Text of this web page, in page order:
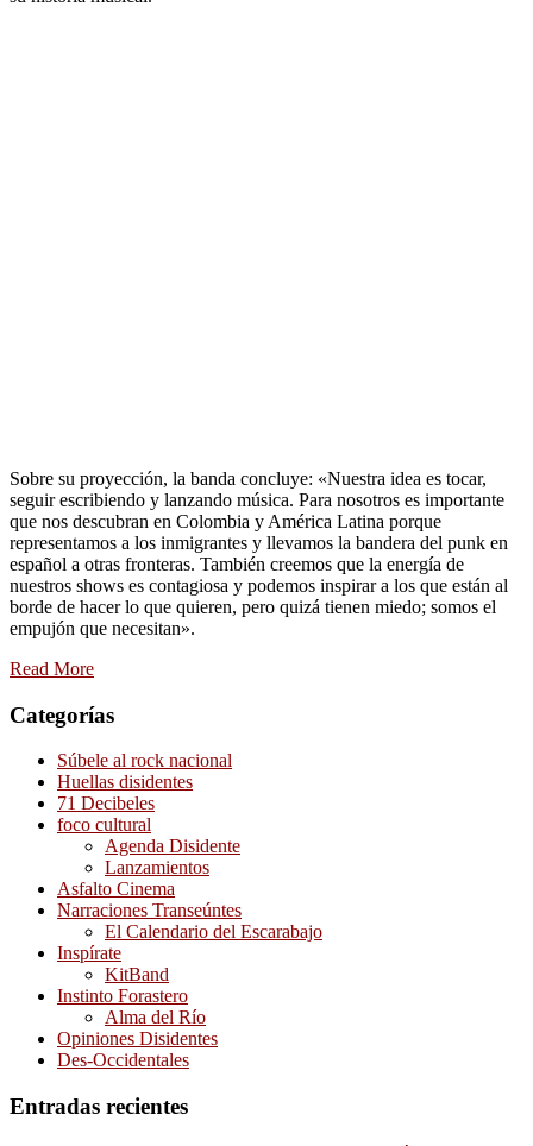
Sobre su proyección, la banda concluye: «Nuestra idea es tocar,
seguir escribiendo y lanzando música. Para nosotros es importante
que nos descubran en Colombia y América Latina porque
representamos a los inmigrantes y llevamos la bandera del punk en
español a otras fronteras. También creemos que la energía de
nuestros shows es contagiosa y podemos inspirar a los que están al
borde de hacer lo que quieren, pero quizá tienen miedo; somos el
empujón que necesitan».
Read More
Categorías
Súbele al rock nacional
Huellas disidentes
71 Decibeles
foco cultural
Agenda Disidente
Lanzamientos
Asfalto Cinema
Narraciones Transeúntes
El Calendario del Escarabajo
Inspírate
KitBand
Instinto Forastero
Alma del Río
Opiniones Disidentes
Des-Occidentales
Entradas recientes